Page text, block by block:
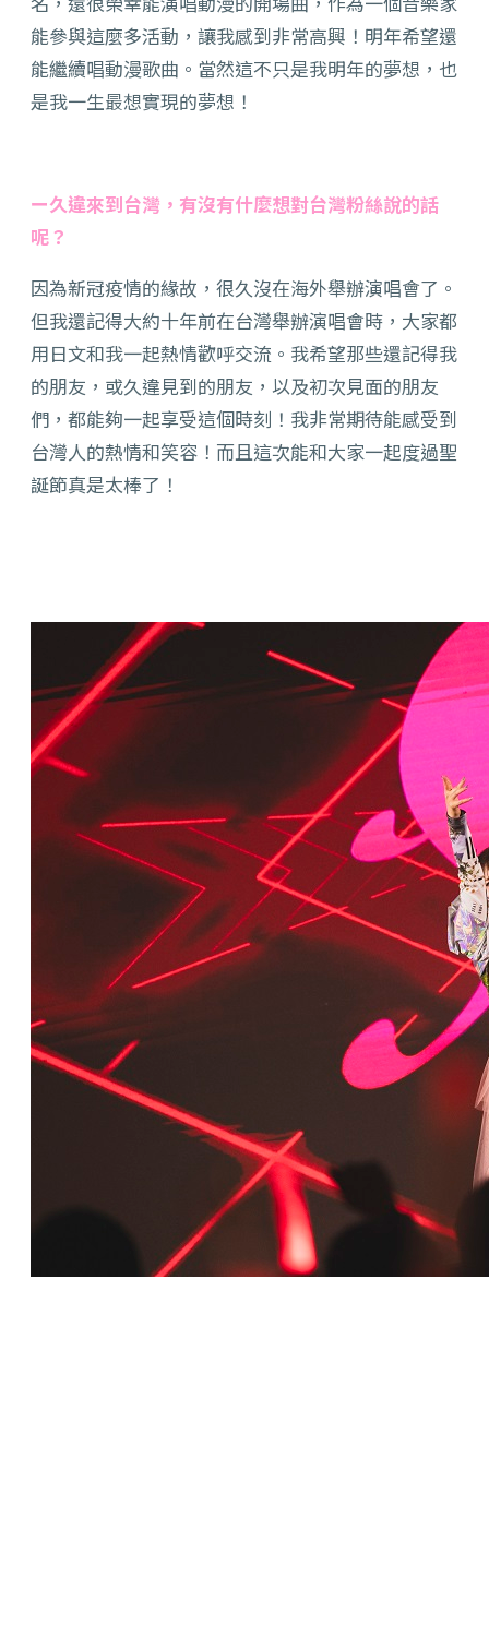
能參與這麼多活動，讓我感到非常高興！明年希望還
能繼續唱動漫歌曲。當然這不只是我明年的夢想，也
是我一生最想實現的夢想！
ー久違來到台灣，有沒有什麼想對台灣粉絲說的話
呢？
因為新冠疫情的緣故，很久沒在海外舉辦演唱會了。
但我還記得大約十年前在台灣舉辦演唱會時，大家都
用日文和我一起熱情歡呼交流。我希望那些還記得我
的朋友，或久違見到的朋友，以及初次見面的朋友
們，都能夠一起享受這個時刻！我非常期待能感受到
台灣人的熱情和笑容！而且這次能和大家一起度過聖
誕節真是太棒了！